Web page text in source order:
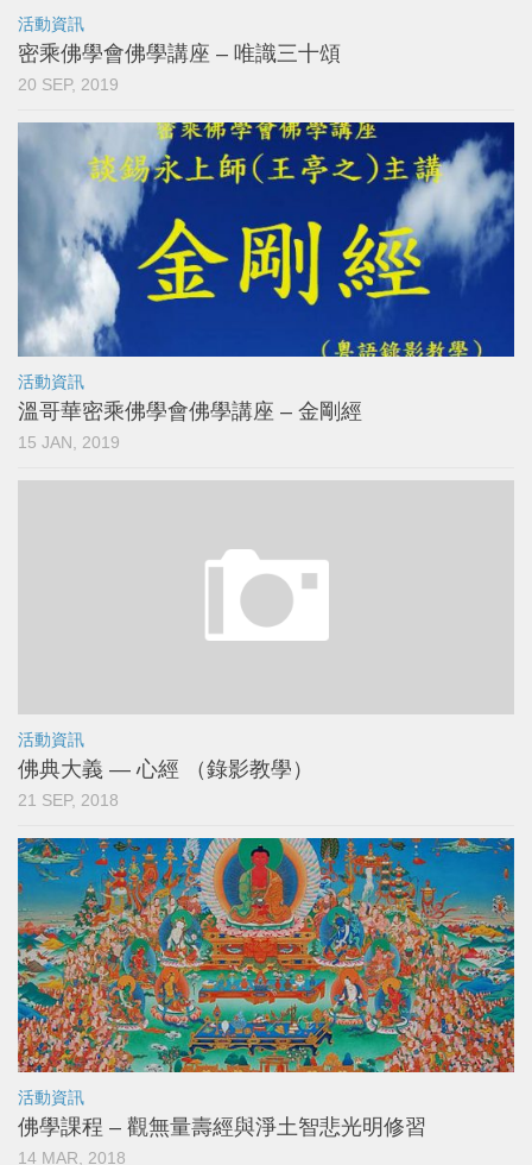
活動資訊
密乘佛學會佛學講座 – 唯識三十頌
20 SEP, 2019
活動資訊
溫哥華密乘佛學會佛學講座 – 金剛經
15 JAN, 2019
活動資訊
佛典大義 — 心經 （錄影教學）
21 SEP, 2018
活動資訊
佛學課程 – 觀無量壽經與淨土智悲光明修習
14 MAR, 2018